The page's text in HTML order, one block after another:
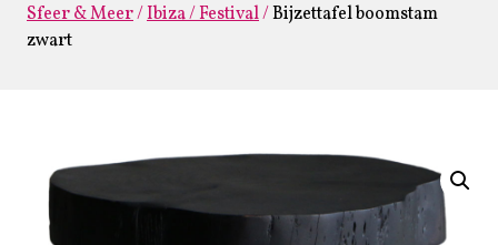
Sfeer & Meer/Ibiza / Festival/Bijzettafel boomstam
zwart